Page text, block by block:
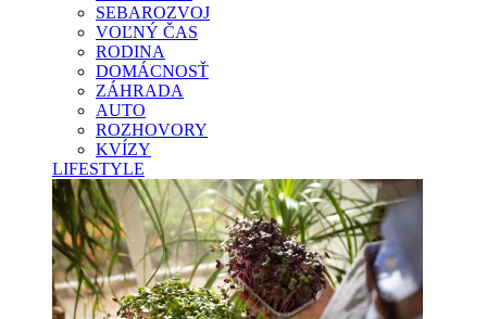
SEBAROZVOJ
VOĽNÝ ČAS
RODINA
DOMÁCNOSŤ
ZÁHRADA
AUTO
ROZHOVORY
KVÍZY
LIFESTYLE